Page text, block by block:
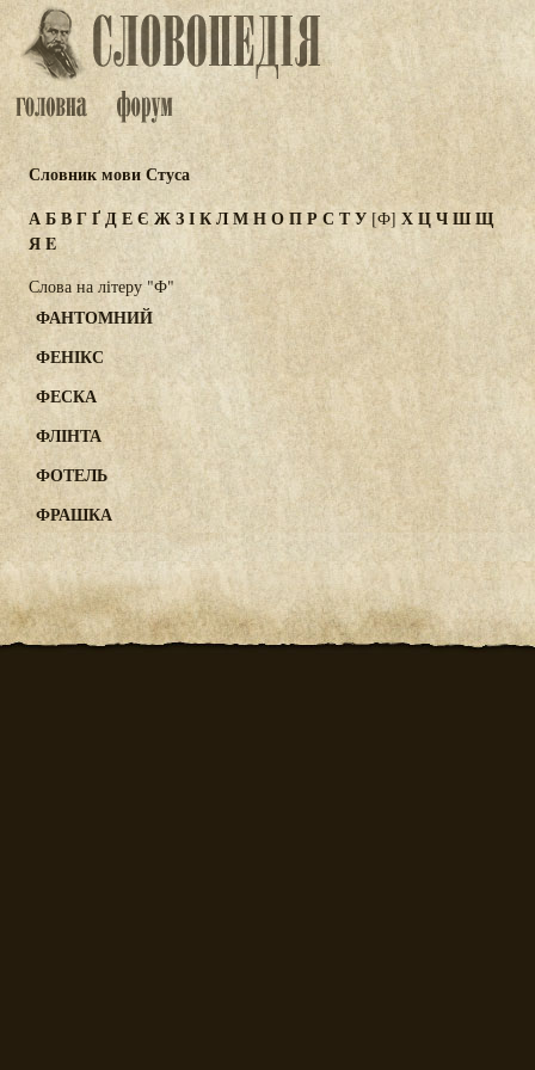
Словник мови Стуса
АБВГҐДЕЄ ЖЗІКЛМНОПР СТУ [Ф] ХЦЧШЩ
ЯE
Слова на літеру "Ф"
ФАНТОМНИЙ
ФЕНІКС
ФЕСКА
ФЛІНТА
ФОТЕЛЬ
ФРАШКА